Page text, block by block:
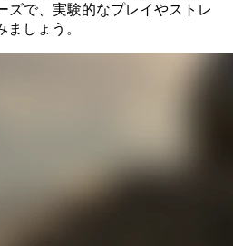
ズで、実験的なプレイやストレ
しょう。